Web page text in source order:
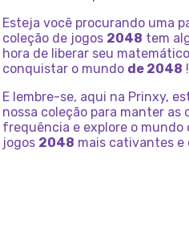
Esteja você procurando uma
coleção de jogos 2048 tem
hora de liberar seu
conquistar o mundo de 2048 !
E lembre-se, aqui na Prinxy,
nossa coleção para manter
frequência e explore o mundo
jogos 2048 mais cativantes